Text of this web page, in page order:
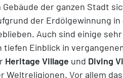
der ganzen Stadt
der Erdölgewinnung in
Auch sind einige
Einblick in
Heritage Village und Diving
Weltreligionen. Vor allem das